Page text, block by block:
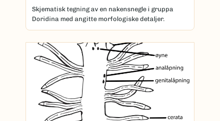
Skjematisk tegning av en nakensnegle i gruppa
Doridina med angitte morfologiske detaljer.